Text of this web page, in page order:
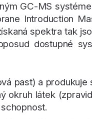
GC-MS
Introduction
spektra tak
dostupné
past) a
okruh látek